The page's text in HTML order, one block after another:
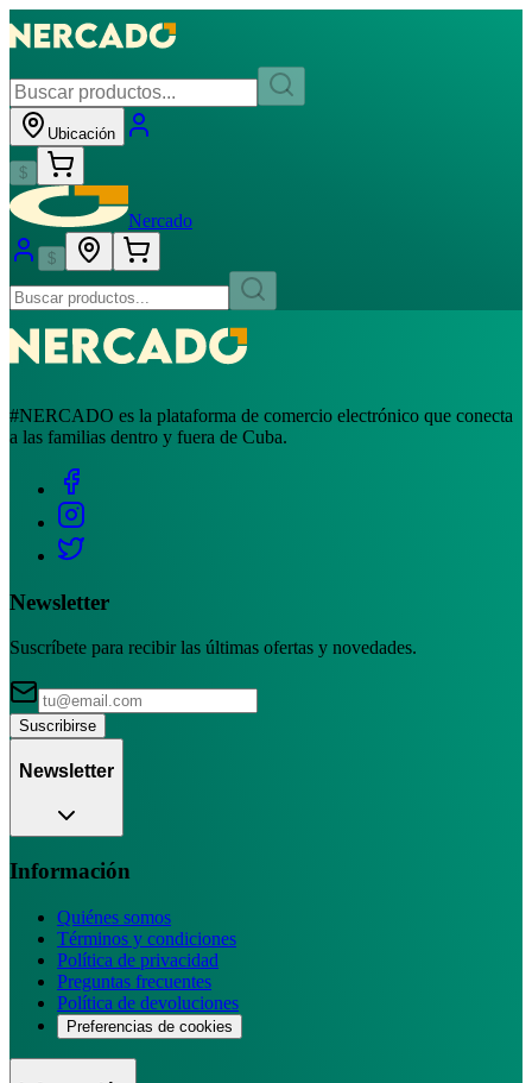
Ubicación
$
Nercado
$
#NERCADO es la plataforma de comercio electrónico que conecta
a las familias dentro y fuera de Cuba.
Newsletter
Suscríbete para recibir las últimas ofertas y novedades.
Suscribirse
Newsletter
Información
Quiénes somos
Términos y condiciones
Política de privacidad
Preguntas frecuentes
Política de devoluciones
Preferencias de cookies